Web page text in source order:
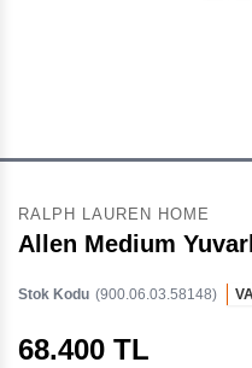
RALPH LAUREN HOME
Allen Medium
Stok Kodu (900.06.03.58148)
68.400 TL